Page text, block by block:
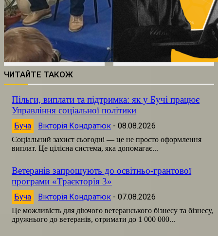
ЧИТАЙТЕ ТАКОЖ
Пільги, виплати та підтримка: як у Бучі працює
Управління соціальної політики
Буча Вікторія Кондратюк - 08.08.2026
Соціальний захист сьогодні — це не просто оформлення
виплат. Це цілісна система, яка допомагає...
Ветеранів запрошують до освітньо-грантової
програми «Траєкторія 3»
Буча Вікторія Кондратюк - 07.08.2026
Це можливість для діючого ветеранського бізнесу та бізнесу,
дружнього до ветеранів, отримати до 1 000 000...